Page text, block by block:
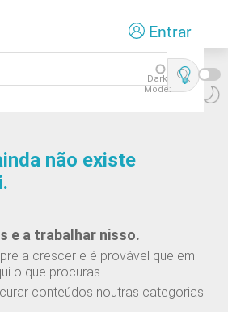
o
principal
Entrar
medular:
rubra
Dark
Mode:
não existe
e a trabalhar nisso.
a crescer e é provável que em
o que procuras.
conteúdos noutras categorias.